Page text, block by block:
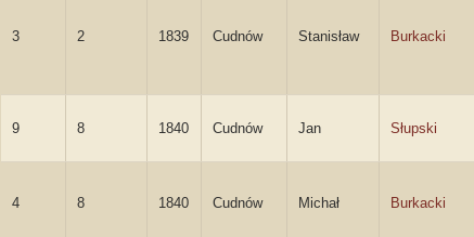
3 2 1839 Cudnów Stanisław Burkacki
9 8 1840 Cudnów Jan Słupski
4 8 1840 Cudnów Michał Burkacki